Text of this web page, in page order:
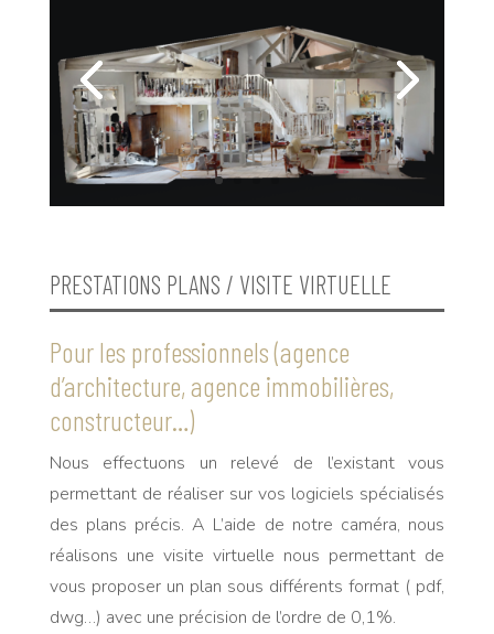
PRESTATIONS PLANS / VISITE VIRTUELLE
Pour les professionnels (agence
d’architecture, agence immobilières,
constructeur…)
Nous effectuons un relevé de l’existant vous
permettant de réaliser sur vos logiciels spécialisés
des plans précis. A L’aide de notre caméra, nous
réalisons une visite virtuelle nous permettant de
vous proposer un plan sous différents format ( pdf,
dwg…) avec une précision de l’ordre de 0,1%.